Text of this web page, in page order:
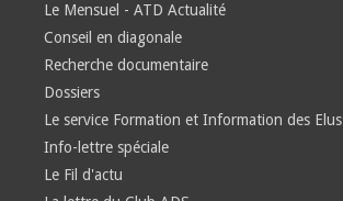
Le Mensuel - ATD Actualité
Conseil en diagonale
Recherche documentaire
Dossiers
Le service Formation et Information des Elus
Info-lettre spéciale
Le Fil d'actu